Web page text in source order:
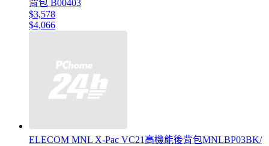
背包 B00403
$3,578
$4,066
ELECOM MNL ‎X-Pac VC21高機能後背包MNLBP03BK/